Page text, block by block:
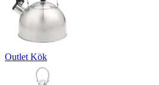
Outlet Kök